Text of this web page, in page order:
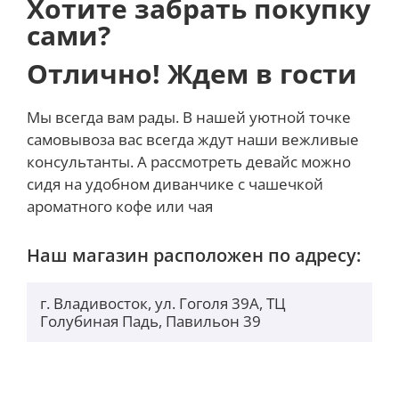
Хотите забрать покупку
сами?
Отлично! Ждем в гости
Мы всегда вам рады. В нашей уютной точке
самовывоза вас всегда ждут наши вежливые
консультанты. А рассмотреть девайс можно
сидя на удобном диванчике с чашечкой
ароматного кофе или чая
Наш магазин расположен по адресу:
г. Владивосток, ул. Гоголя 39А, ТЦ
Голубиная Падь, Павильон 39